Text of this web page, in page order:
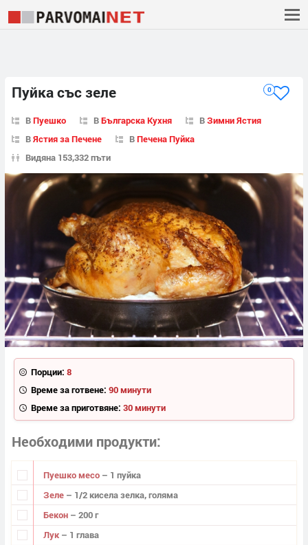
Пуйка със зеле 0
ВПуешко ВБългарска Кухня ВЗимни Ястия
ВЯстия за Печене ВПечена Пуйка
Видяна 153,332 пъти
Порции: 8
Време за готвене: 90 минути
Време за приготвяне: 30 минути
Необходими продукти
Пуешко месо – 1 пуйка
Зеле – 1/2 кисела зелка, голяма
Бекон – 200 г
Лук – 1 глава